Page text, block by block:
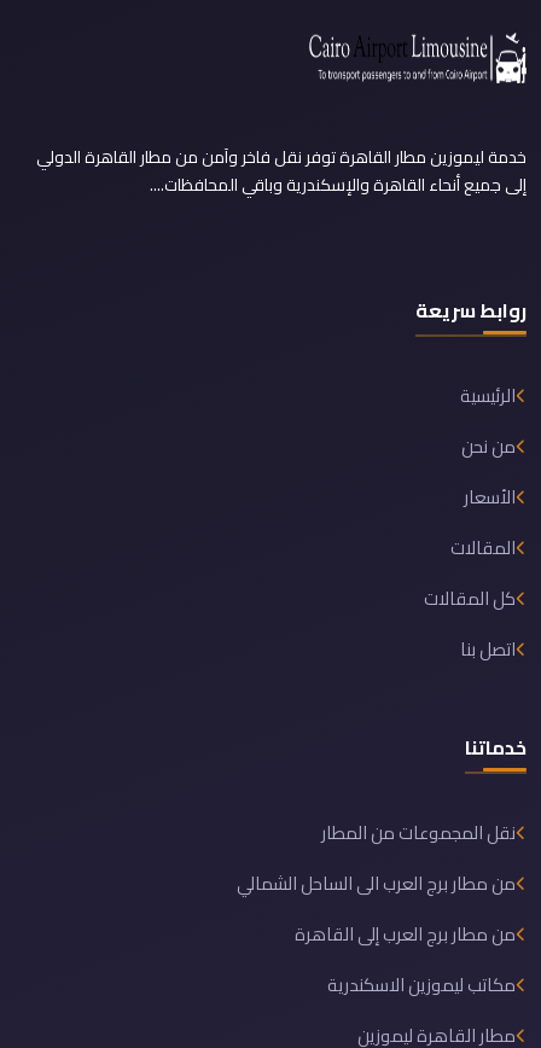
خدمة ليموزين مطار القاهرة توفر نقل فاخر وآمن من مطار القاهرة الدولي
إلى جميع أنحاء القاهرة والإسكندرية وباقي المحافظات....
روابط سريعة
الرئيسية
من نحن
الأسعار
المقالات
كل المقالات
اتصل بنا
خدماتنا
نقل المجموعات من المطار
من مطار برج العرب الى الساحل الشمالي
من مطار برج العرب إلى القاهرة
مكاتب ليموزين الاسكندرية
مطار القاهرة ليموزين